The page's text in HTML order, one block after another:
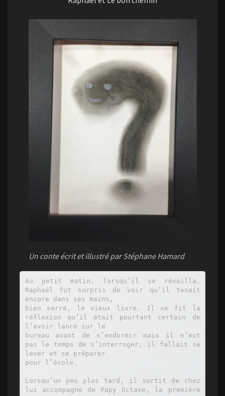
Un conte écrit et illustré par Stéphane Hamard
Au petit matin, lorsqu’il se réveilla,
Raphaël fut surpris de voir qu’il tenait
encore dans ses mains,
bien serré, le vieux livre. Il se fit la
réflexion qu’il était pourtant certain de
l’avoir lancé sur le
bureau avant de s’endormir mais il n’eut
pas le temps de s’interroger, il fallait se
lever et se préparer
pour l’école.
Lorsqu’un peu plus tard, il sortit de chez
lui accompagné de Papy Octave, la première